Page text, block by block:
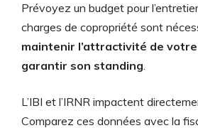
Prévoyez un budget pour
charges de copropriété sont
maintenir l’attractivité de
garantir son standing.
L’IBI et l’IRNR impactent
Comparez ces données avec la